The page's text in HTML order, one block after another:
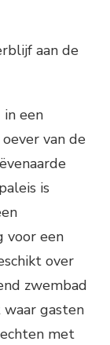
aan de
een
van de
is
voor een
over
zwembad
gasten
met